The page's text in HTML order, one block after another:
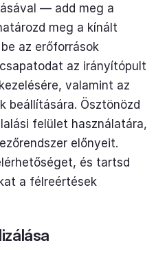
— add meg a
meg a kínált
az erőforrások
az irányítópult
valamint az
beállítására. Ösztönözd
felület használatára,
előnyeit.
és tartsd
a félreértések